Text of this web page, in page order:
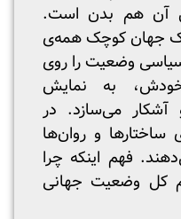
آن هم بدن است.
جهان کوچک همه‌ی
وضعیت را روی
به نمایش
آشکار می‌سازد. در
و روان‌ها
فهم اینکه چرا
کل وضعیت جهانی